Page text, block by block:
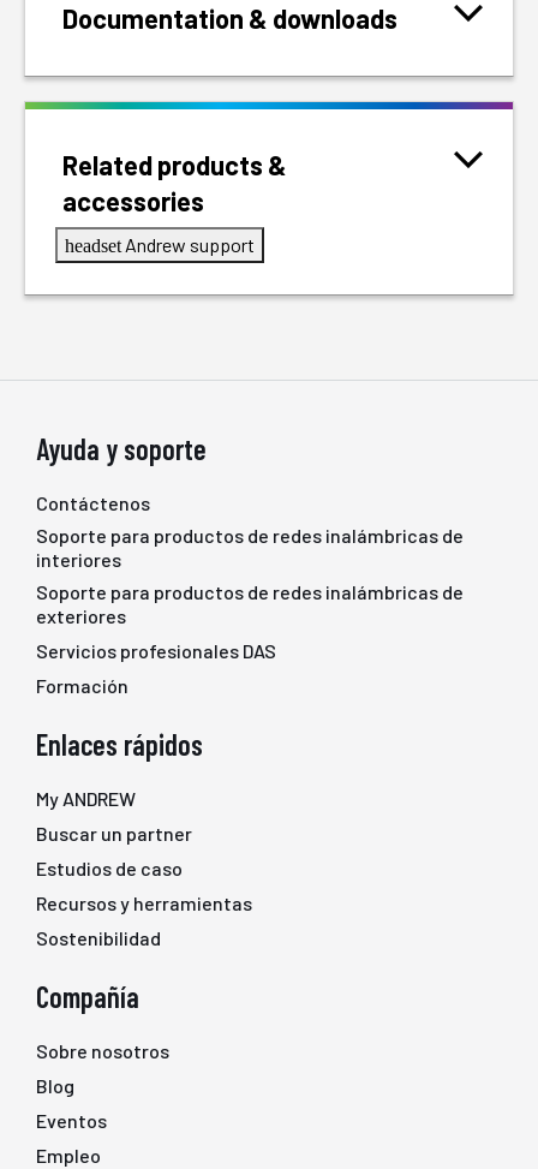
Documentation & downloads
Related products &
accessories
headset Andrew support
Ayuda y soporte
Contáctenos
Soporte para productos de redes inalámbricas de
interiores
Soporte para productos de redes inalámbricas de
exteriores
Servicios profesionales DAS
Formación
Enlaces rápidos
My ANDREW
Buscar un partner
Estudios de caso
Recursos y herramientas
Sostenibilidad
Compañía
Sobre nosotros
Blog
Eventos
Empleo